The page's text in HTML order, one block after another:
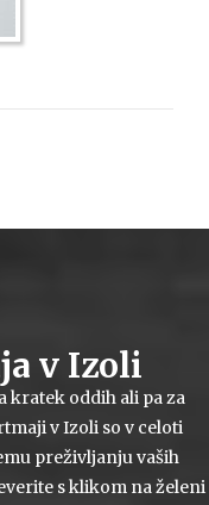
v Izoli
kratek oddih ali pa za
v Izoli so v celoti
preživljanju vaših
s klikom na želeni